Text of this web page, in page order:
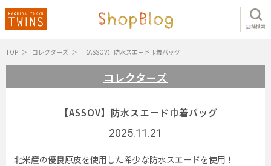
店舗検索
TOP コレクターズ 【ASSOV】防水スエード巾着バッグ
コレクターズ
【ASSOV】防水スエード巾着バッグ
2025.11.21
北米産の優良原皮を使用した希少な防水スエードを使用！